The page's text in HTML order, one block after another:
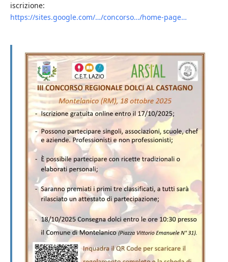
iscrizione:
https://sites.google.com/…/concorso…/home-page…